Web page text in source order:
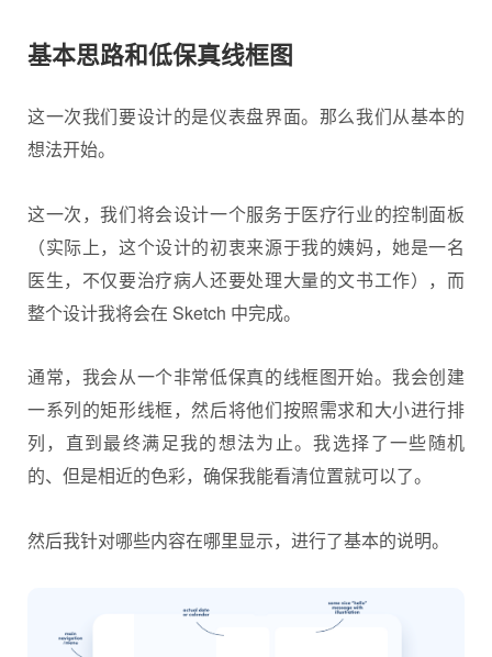
基本思路和低保真线框图
这一次我们要设计的是仪表盘界面。那么我们从基本的
想法开始。
这一次，我们将会设计一个服务于医疗行业的控制面板
（实际上，这个设计的初衷来源于我的姨妈，她是一名
医生，不仅要治疗病人还要处理大量的文书工作），而
整个设计我将会在 Sketch 中完成。
通常，我会从一个非常低保真的线框图开始。我会创建
一系列的矩形线框，然后将他们按照需求和大小进行排
列，直到最终满足我的想法为止。我选择了一些随机
的、但是相近的色彩，确保我能看清位置就可以了。
然后我针对哪些内容在哪里显示，进行了基本的说明。